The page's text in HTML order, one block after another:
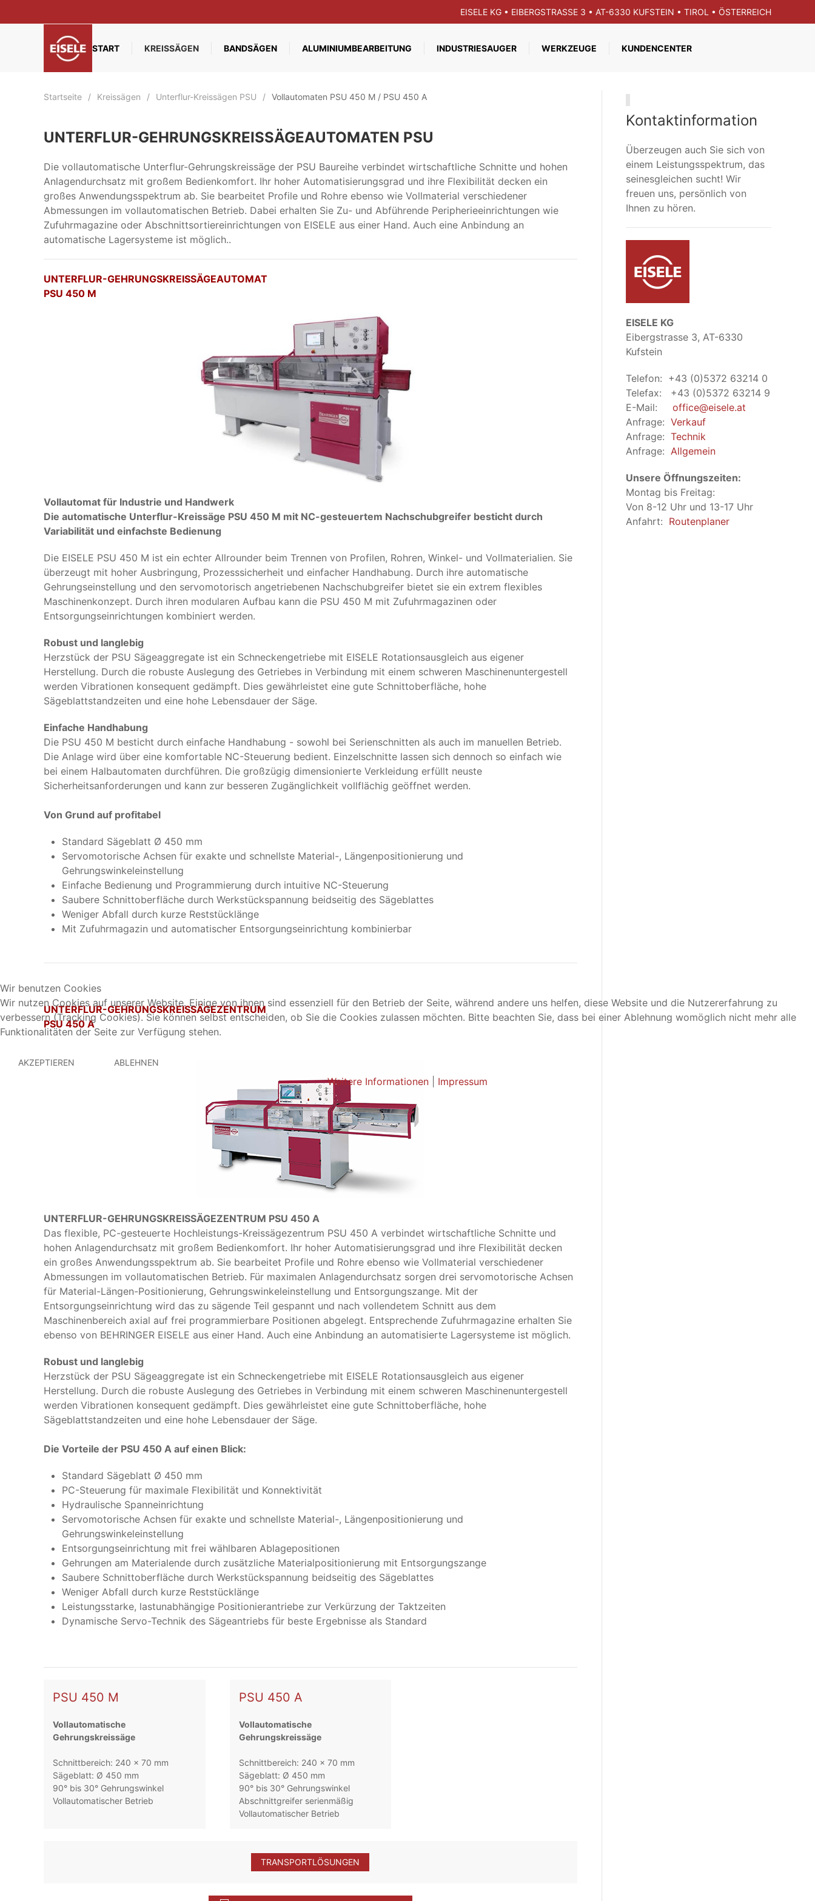
Zum Hauptinhalt springen
EISELE KG • EIBERGSTRASSE 3 • AT-6330 KUFSTEIN • TIROL • ÖSTERREICH
START KREISSÄGEN BANDSÄGEN ALUMINIUMBEARBEITUNG INDUSTRIESAUGER WERKZEUGE KUNDENCENTER
Startseite Kreissägen Unterflur-Kreissägen PSU Vollautomaten PSU 450 M / PSU 450 A
UNTERFLUR-GEHRUNGSKREISSÄGEAUTOMATEN PSU
Die vollautomatische Unterflur-Gehrungskreissäge der PSU Baureihe verbindet wirtschaftliche Schnitte und hohen
Anlagendurchsatz mit großem Bedienkomfort. Ihr hoher Automatisierungsgrad und ihre Flexibilität decken ein
großes Anwendungsspektrum ab. Sie bearbeitet Profile und Rohre ebenso wie Vollmaterial verschiedener
Abmessungen im vollautomatischen Betrieb. Dabei erhalten Sie Zu- und Abführende Peripherieeinrichtungen wie
Zufuhrmagazine oder Abschnittsortiereinrichtungen von EISELE aus einer Hand. Auch eine Anbindung an
automatische Lagersysteme ist möglich..
UNTERFLUR-GEHRUNGSKREISSÄGEAUTOMAT
PSU 450 M
Vollautomat für Industrie und Handwerk
Die automatische Unterflur-Kreissäge PSU 450 M mit NC-gesteuertem Nachschubgreifer besticht durch
Variabilität und einfachste Bedienung
Die EISELE PSU 450 M ist ein echter Allrounder beim Trennen von Profilen, Rohren, Winkel- und Vollmaterialien. Sie
überzeugt mit hoher Ausbringung, Prozesssicherheit und einfacher Handhabung. Durch ihre automatische
Gehrungseinstellung und den servomotorisch angetriebenen Nachschubgreifer bietet sie ein extrem flexibles
Maschinenkonzept. Durch ihren modularen Aufbau kann die PSU 450 M mit Zufuhrmagazinen oder
Entsorgungseinrichtungen kombiniert werden.
Robust und langlebig
Herzstück der PSU Sägeaggregate ist ein Schneckengetriebe mit EISELE Rotationsausgleich aus eigener
Herstellung. Durch die robuste Auslegung des Getriebes in Verbindung mit einem schweren Maschinenuntergestell
werden Vibrationen konsequent gedämpft. Dies gewährleistet eine gute Schnittoberfläche, hohe
Sägeblattstandzeiten und eine hohe Lebensdauer der Säge.
Einfache Handhabung
Die PSU 450 M besticht durch einfache Handhabung - sowohl bei Serienschnitten als auch im manuellen Betrieb.
Die Anlage wird über eine komfortable NC-Steuerung bedient. Einzelschnitte lassen sich dennoch so einfach wie
bei einem Halbautomaten durchführen. Die großzügig dimensionierte Verkleidung erfüllt neuste
Sicherheitsanforderungen und kann zur besseren Zugänglichkeit vollflächig geöffnet werden.
Von Grund auf profitabel
Standard Sägeblatt Ø 450 mm
Servomotorische Achsen für exakte und schnellste Material-, Längenpositionierung und
Gehrungswinkeleinstellung
Einfache Bedienung und Programmierung durch intuitive NC-Steuerung
Saubere Schnittoberfläche durch Werkstückspannung beidseitig des Sägeblattes
Weniger Abfall durch kurze Reststücklänge
Mit Zufuhrmagazin und automatischer Entsorgungseinrichtung kombinierbar
UNTERFLUR-GEHRUNGSKREISSÄGEZENTRUM
PSU 450 A
UNTERFLUR-GEHRUNGSKREISSÄGEZENTRUM PSU 450 A
Das flexible, PC-gesteuerte Hochleistungs-Kreissägezentrum PSU 450 A verbindet wirtschaftliche Schnitte und
hohen Anlagendurchsatz mit großem Bedienkomfort. Ihr hoher Automatisierungsgrad und ihre Flexibilität decken
ein großes Anwendungsspektrum ab. Sie bearbeitet Profile und Rohre ebenso wie Vollmaterial verschiedener
Abmessungen im vollautomatischen Betrieb. Für maximalen Anlagendurchsatz sorgen drei servomotorische Achsen
für Material-Längen-Positionierung, Gehrungswinkeleinstellung und Entsorgungszange. Mit der
Entsorgungseinrichtung wird das zu sägende Teil gespannt und nach vollendetem Schnitt aus dem
Maschinenbereich axial auf frei programmierbare Positionen abgelegt. Entsprechende Zufuhrmagazine erhalten Sie
ebenso von BEHRINGER EISELE aus einer Hand. Auch eine Anbindung an automatisierte Lagersysteme ist möglich.
Robust und langlebig
Herzstück der PSU Sägeaggregate ist ein Schneckengetriebe mit EISELE Rotationsausgleich aus eigener
Herstellung. Durch die robuste Auslegung des Getriebes in Verbindung mit einem schweren Maschinenuntergestell
werden Vibrationen konsequent gedämpft. Dies gewährleistet eine gute Schnittoberfläche, hohe
Sägeblattstandzeiten und eine hohe Lebensdauer der Säge.
Die Vorteile der PSU 450 A auf einen Blick:
Standard Sägeblatt Ø 450 mm
PC-Steuerung für maximale Flexibilität und Konnektivität
Hydraulische Spanneinrichtung
Servomotorische Achsen für exakte und schnellste Material-, Längenpositionierung und
Gehrungswinkeleinstellung
Entsorgungseinrichtung mit frei wählbaren Ablagepositionen
Gehrungen am Materialende durch zusätzliche Materialpositionierung mit Entsorgungszange
Saubere Schnittoberfläche durch Werkstückspannung beidseitig des Sägeblattes
Weniger Abfall durch kurze Reststücklänge
Leistungsstarke, lastunabhängige Positionierantriebe zur Verkürzung der Taktzeiten
Dynamische Servo-Technik des Sägeantriebs für beste Ergebnisse als Standard
PSU 450 M
Vollautomatische
Gehrungskreissäge
Schnittbereich: 240 x 70 mm
Sägeblatt: Ø 450 mm
90° bis 30° Gehrungswinkel
Vollautomatischer Betrieb
PSU 450 A
Vollautomatische
Gehrungskreissäge
Schnittbereich: 240 x 70 mm
Sägeblatt: Ø 450 mm
90° bis 30° Gehrungswinkel
Abschnittgreifer serienmäßig
Vollautomatischer Betrieb
TRANSPORTLÖSUNGEN
Kontaktinformation
Überzeugen auch Sie sich von
einem Leistungsspektrum, das
seinesgleichen sucht! Wir
freuen uns, persönlich von
Ihnen zu hören.
EISELE KG
Eibergstrasse 3, AT-6330
Kufstein
Telefon: +43 (0)5372 63214 0
Telefax: +43 (0)5372 63214 9
E-Mail: office@eisele.at
Anfrage: Verkauf
Anfrage: Technik
Anfrage: Allgemein
Unsere Öffnungszeiten:
Montag bis Freitag:
Von 8-12 Uhr und 13-17 Uhr
Anfahrt: Routenplaner
Wir benutzen Cookies
Wir nutzen Cookies auf unserer Website. Einige von ihnen sind essenziell für den Betrieb der Seite, während andere uns helfen, diese Website und die Nutzererfahrung zu
verbessern (Tracking Cookies). Sie können selbst entscheiden, ob Sie die Cookies zulassen möchten. Bitte beachten Sie, dass bei einer Ablehnung womöglich nicht mehr alle
Funktionalitäten der Seite zur Verfügung stehen.
AKZEPTIEREN ABLEHNEN
Weitere Informationen Impressum